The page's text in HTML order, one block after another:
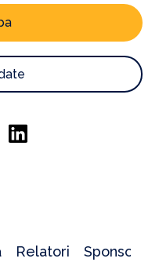
Relatori Sponsor